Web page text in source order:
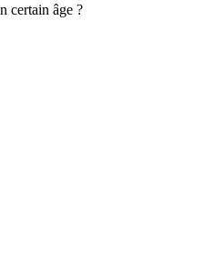
certain âge ?